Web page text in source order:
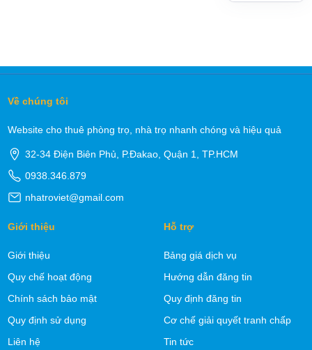
Về chúng tôi
Website cho thuê phòng trọ, nhà trọ nhanh chóng và hiệu quả
32-34 Điện Biên Phủ, P.Đakao, Quận 1, TP.HCM
0938.346.879
nhatroviet@gmail.com
Giới thiệu
Giới thiệu
Quy chế hoạt động
Chính sách bảo mật
Quy định sử dụng
Liên hệ
Hỗ trợ
Bảng giá dịch vụ
Hướng dẫn đăng tin
Quy định đăng tin
Cơ chế giải quyết tranh chấp
Tin tức